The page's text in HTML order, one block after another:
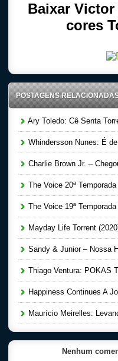
Baixar
cores
POSTAGENS
Ary Toledo: Cê Senta
Whindersson Nunes: É de Mim Mesmo
Charlie Brown Jr. – Chegou Quem
The Voice 20ª Temporada Torrent
The Voice 19ª Temporada Completa
Mayday Life Torrent (2020)
Sandy & Junior – Nossa História AO VIVO
Thiago Ventura: POKAS Torrent
Happiness Continues A Jonas Brothers
Maurício Meirelles: Levando o Caos
Nenhum